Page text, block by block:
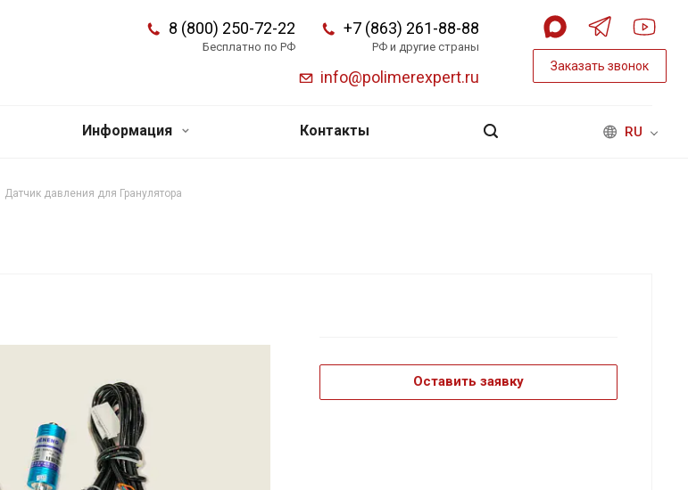
8 (800) 250-72-22
Бесплатно по РФ
+7 (863) 261-88-88
РФ и другие страны
info@polimerexpert.ru
Заказать звонок
RU
Информация Контакты
Датчик давления для Гранулятора
Оставить заявку